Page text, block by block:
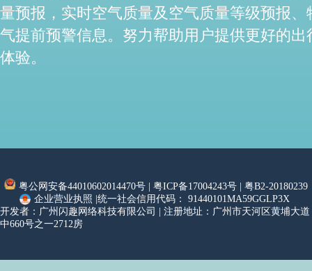
量预报，实时空气质量及空气质量等级预报、
气提前预警信息。努力帮助用户提供更好的出
体验。
粤公网安备44010602014470号 | 粤ICP备17004243号 | 粤B2-20180239
企业营业执照 |统一社会信用代码： 91440101MA59GGLP3X
开发者：广州闪趣网络科技有限公司 | 注册地址：广州市天河区黄埔大道
中660号之一2712房